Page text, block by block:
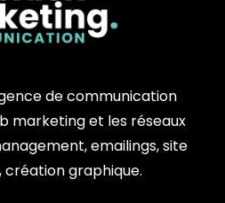
de communication
marketing et les réseaux
emailings, site
graphique.